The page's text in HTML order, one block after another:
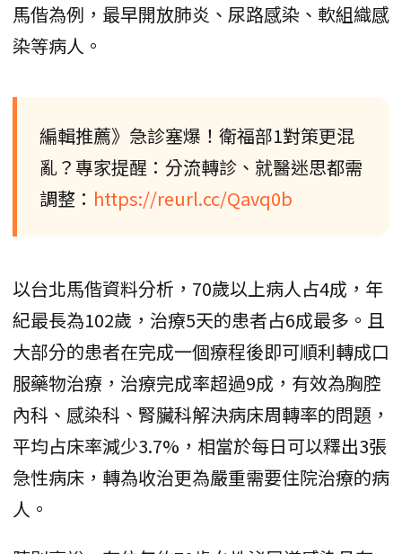
馬偕為例，最早開放肺炎、尿路感染、軟組織感
染等病人。
編輯推薦》急診塞爆！衛福部1對策更混
亂？專家提醒：分流轉診、就醫迷思都需
調整： https://reurl.cc/Qavq0b
以台北馬偕資料分析，70歲以上病人占4成，年
紀最長為102歲，治療5天的患者占6成最多。且
大部分的患者在完成一個療程後即可順利轉成口
服藥物治療，治療完成率超過9成，有效為胸腔
內科、感染科、腎臟科解決病床周轉率的問題，
平均占床率減少3.7%，相當於每日可以釋出3張
急性病床，轉為收治更為嚴重需要住院治療的病
人。